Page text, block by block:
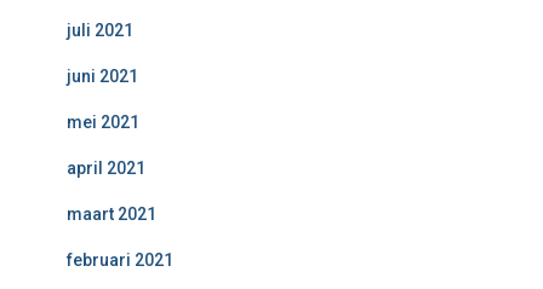
juli 2021
juni 2021
mei 2021
april 2021
maart 2021
februari 2021